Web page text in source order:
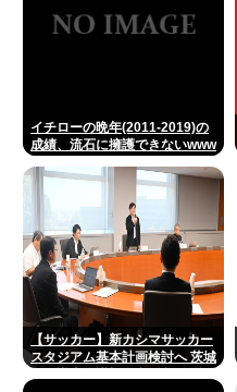
イチローの晩年(2011-2019)の
成績、流石に擁護できないwww
【サッカー】新カシマサッカー
スタジアム基本計画検討へ 茨城